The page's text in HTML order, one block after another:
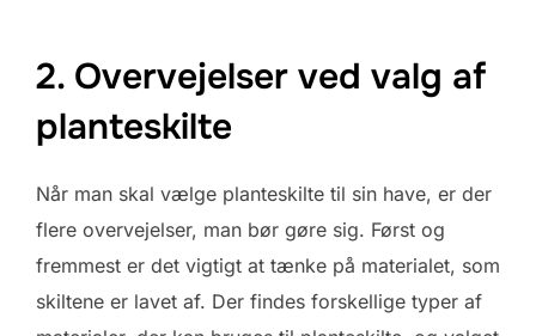
2. Overvejelser ved valg af
planteskilte
Når man skal vælge planteskilte til sin have, er der
flere overvejelser, man bør gøre sig. Først og
fremmest er det vigtigt at tænke på materialet, som
skiltene er lavet af. Der findes forskellige typer af